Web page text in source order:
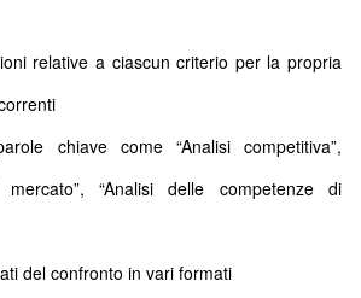
relative a ciascun criterio per la propria
chiave come “Analisi competitiva”,
mercato”, “Analisi delle competenze di
del confronto in vari formati